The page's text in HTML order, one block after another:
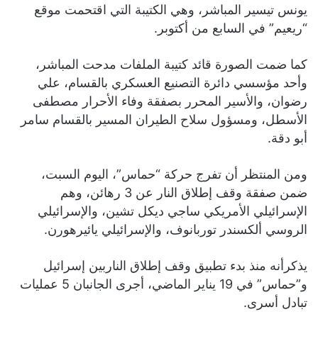
يونس تيسير المباشر، وهي الكتيبة التي اقتحمت موقع
“ريعيم” في السابع من أكتوبر.
كما ضمت الصورة قائد كتيبة الملفات مدحت المباشر،
وأحد مؤسسي دائرة التصنيع العسكري بالقسام، علي
رضوان، والأسير المحرر بصفقة وفاء الأحرار مصطفى
الأسطل، ومسؤول سلاح الطيران المسير بالقسام سامر
أبو دقة.
ومن المنتظر أن تفرج حركة “حماس”، اليوم السبت،
ضمن صفقة وقف إطلاق النار عن 3 رهائن، وهم
الإسرائيلي الأمريكي ساجي ديكل تشين، والإسرائيلي
الروسي ألكسندر توربانوف، والإسرائيلي يائيرهورن.
يذكرأنه منذ بدء تطبيق وقف إطلاق الناربين إسرائيل
و”حماس” في 19 يناير الماضي، أجرى الجانبان 5 عمليات
تبادل أسرى.